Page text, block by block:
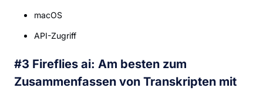
macOS
API-Zugriff
#3 Fireflies ai: Am besten zum
Zusammenfassen von Transkripten mit